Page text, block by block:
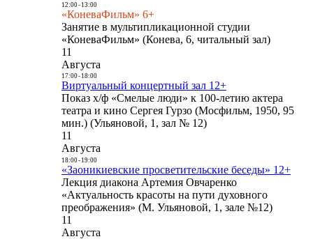
12:00- 13:00
«КоневаФильм» 6+
Занятие в мультипликационной студии
«КоневаФильм» (Конева, 6, читальный зал)
11
Августа
17:00- 18:00
Виртуальный концертный зал 12+
Показ х/ф «Смелые люди» к 100-летию актера
театра и кино Сергея Гурзо (Мосфильм, 1950, 95
мин.) (Ульяновой, 1, зал № 12)
11
Августа
18:00- 19:00
«Заоникиевские просветительские беседы» 12+
Лекция диакона Артемия Овчаренко
«Актуальность красоты на пути духовного
преображения» (М. Ульяновой, 1, зале №12)
11
Августа